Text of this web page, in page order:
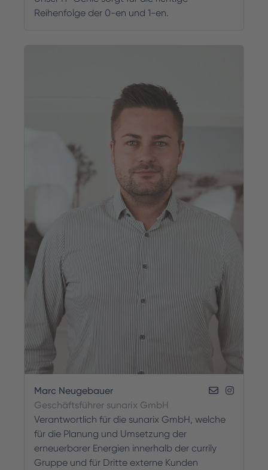
Reihenfolge der 0-en und 1-en.
Marc Neugebauer
Geschäftsführer sunarix GmbH
Verantwortlich für die sunarix GmbH, welche
für die Planung und Umsetzung der
erneuerbarer Energien innerhalb der currily
Gruppe und für Dritte externe Kunden